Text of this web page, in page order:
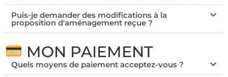
Puis-je demander des modifications à la
proposition d'aménagement reçue ?
MON PAIEMENT
Quels moyens de paiement acceptez-vous ?